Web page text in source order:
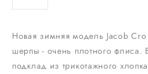
Новая зимняя модель Jacob
шерпы - очень плотного флиса.
подклад из трикотажного